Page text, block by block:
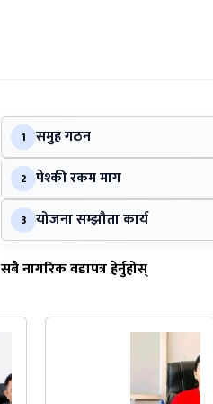
1 समुह गठन
2 पेश्की रकम माग
3 योजना सम्झौता कार्य
सबै नागरिक वडापत्र हेर्नुहोस्